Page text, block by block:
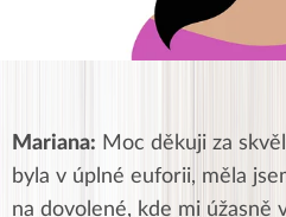
Mariana: Moc děkuji za
byla v úplné euforii, měla
na dovolené, kde mi úžasně